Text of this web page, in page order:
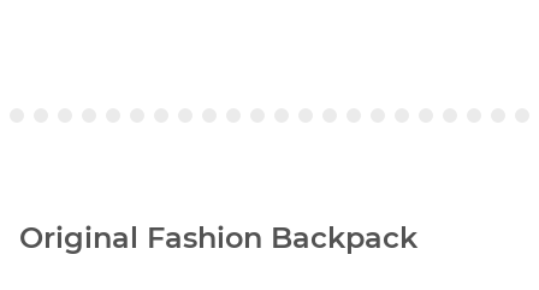
Original Fashion Backpack